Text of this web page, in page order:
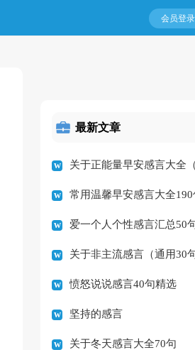
会员登录
最新文章
关于正能量早安感言大全
常用温馨早安感言大全190
爱一个人个性感言汇总50
关于非主流感言（通用30句
愤怒说说感言40句精选
坚持的感言
关于冬天感言大全70句